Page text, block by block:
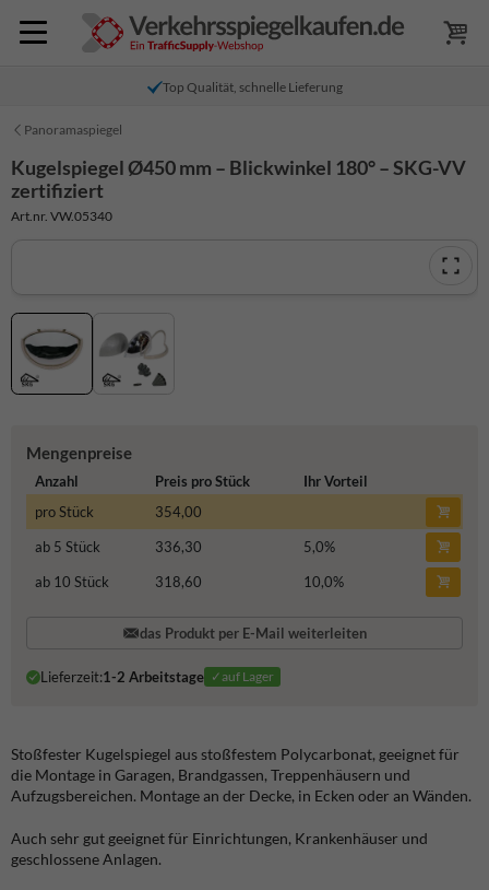
Top Qualität, schnelle Lieferung
Panoramaspiegel
Kugelspiegel Ø450 mm – Blickwinkel 180° – SKG-VV
zertifiziert
Art.nr. VW.05340
Mengenpreise
Anzahl Preis pro Stück
Ihr Vorteil
pro Stück
354,00
ab 5 Stück
336,30 5,0%
ab 10 Stück
318,60 10,0%
das Produkt per E-Mail weiterleiten
Lieferzeit:1-2 Arbeitstage ✓auf Lager
Stoßfester Kugelspiegel aus stoßfestem Polycarbonat, geeignet für
die Montage in Garagen, Brandgassen, Treppenhäusern und
Aufzugsbereichen. Montage an der Decke, in Ecken oder an Wänden.
Auch sehr gut geeignet für Einrichtungen, Krankenhäuser und
geschlossene Anlagen.